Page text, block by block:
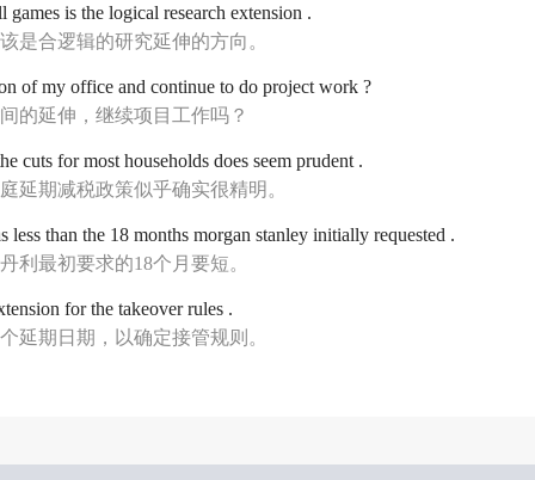
is the logical research extension .
是合逻辑的研究延伸的方向。
of my office and continue to do project work ?
的延伸，继续项目工作吗？
cuts for most households does seem prudent .
延期减税政策似乎确实很精明。
less than the 18 months morgan stanley initially requested .
利最初要求的18个月要短。
for the takeover rules .
延期日期，以确定接管规则。